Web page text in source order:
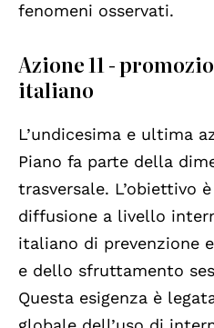
fenomeni osservati.
Azione 11 -
italiano
L’undicesima e ultima
Piano fa parte della
trasversale. L’obiettivo
diffusione a livello
italiano di prevenzione
e dello sfruttamento
Questa esigenza è